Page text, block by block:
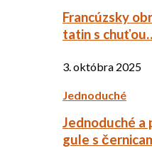
Francúzsky
tatin s
3. októbra 2025
Jednoduché
Jednoduché a
gule s